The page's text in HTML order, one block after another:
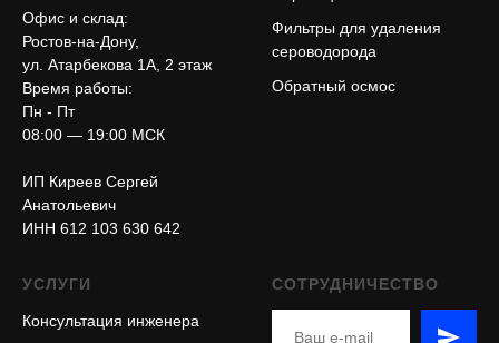
Офис и склад:
Ростов-на-Дону,
ул. Атарбекова 1А, 2 этаж
Время работы:
Пн - Пт
08:00 — 19:00 МСК
ИП Киреев Сергей
Анатольевич
ИНН 612 103 630 642
Фильтры для удаления
сероводорода
Обратный осмос
УСЛУГИ
Консультация инженера
СОТРУДНИЧЕСТВО